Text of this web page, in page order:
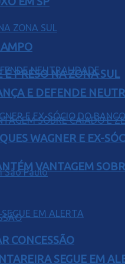
PRESO NA ZONA SUL
VANTAGEM
SEGUE EM
E DEFENDE
WAGNER E EX-
CONCESSÃO